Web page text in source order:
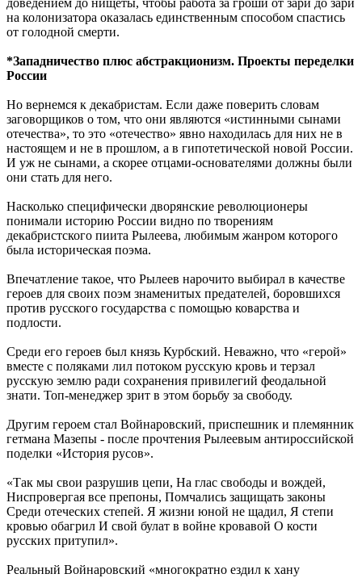
на колонизатора оказалась единственным способом спастись
от голодной смерти.
*Западничество плюс абстракционизм. Проекты переделки
России
Но вернемся к декабристам. Если даже поверить словам
заговорщиков о том, что они являются «истинными сынами
отечества», то это «отечество» явно находилась для них не в
настоящем и не в прошлом, а в гипотетической новой России.
И уж не сынами, а скорее отцами-основателями должны были
они стать для него.
Насколько специфически дворянские революционеры
понимали историю России видно по творениям
декабристского пиита Рылеева, любимым жанром которого
была историческая поэма.
Впечатление такое, что Рылеев нарочито выбирал в качестве
героев для своих поэм знаменитых предателей, боровшихся
против русского государства с помощью коварства и
подлости.
Среди его героев был князь Курбский. Неважно, что «герой»
вместе с поляками лил потоком русскую кровь и терзал
русскую землю ради сохранения привилегий феодальной
знати. Топ-менеджер зрит в этом борьбу за свободу.
Другим героем стал Войнаровский, приспешник и племянник
гетмана Мазепы - после прочтения Рылеевым антироссийской
поделки «История русов».
«Так мы свои разрушив цепи, На глас свободы и вождей,
Ниспровергая все препоны, Помчались защищать законы
Среди отеческих степей. Я жизни юной не щадил, Я степи
кровью обагрил И свой булат в войне кровавой О кости
русских притупил».
Реальный Войнаровский «многократно ездил к хану